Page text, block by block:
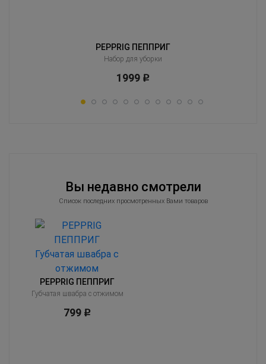
PEPPRIG ПЕППРИГ
Набор для уборки
1999 Р
Вы недавно смотрели
Список последних просмотренных Вами товаров
PEPPRIG ПЕППРИГ
Губчатая швабра с отжимом
799 Р